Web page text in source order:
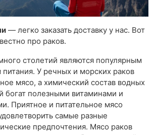
— легко заказать доставку у нас. Вот
про раков.
столетий являются популярным
питания. У речных и морских раков
мясо, а химический состав водных
богат полезными витаминами и
Приятное и питательное мясо
самые разные
предпочтения. Мясо раков